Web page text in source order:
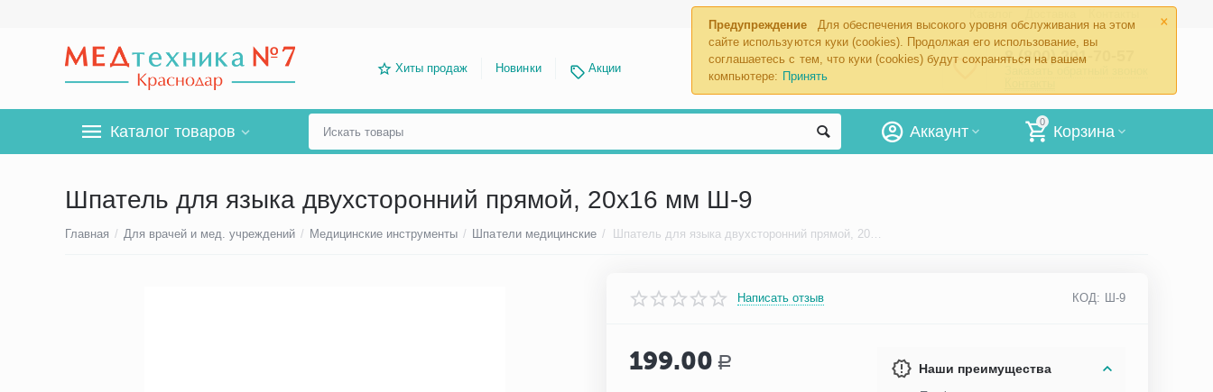
×
Предупреждение
Для обеспечения высокого уровня обслуживания на этом
сайте используются куки (cookies). Продолжая его использование, вы
соглашаетесь с тем, что куки (cookies) будут сохраняться на вашем
компьютере: Принять
Хиты продаж Новинки Акции
8 (800) 201-70-57
Каталог товаров
0
Корзина
Аккаунт
Шпатель для языка двухсторонний прямой, 20х16 мм Ш-9
Главная / Для врачей и мед. учреждений / Медицинские инструменты / Шпатели медицинские / Шпатель для языка двухсторонний прямой, 20х16 мм Ш-9
Написать отзыв КОД: Ш-9
199.00 Р Наши преимущества